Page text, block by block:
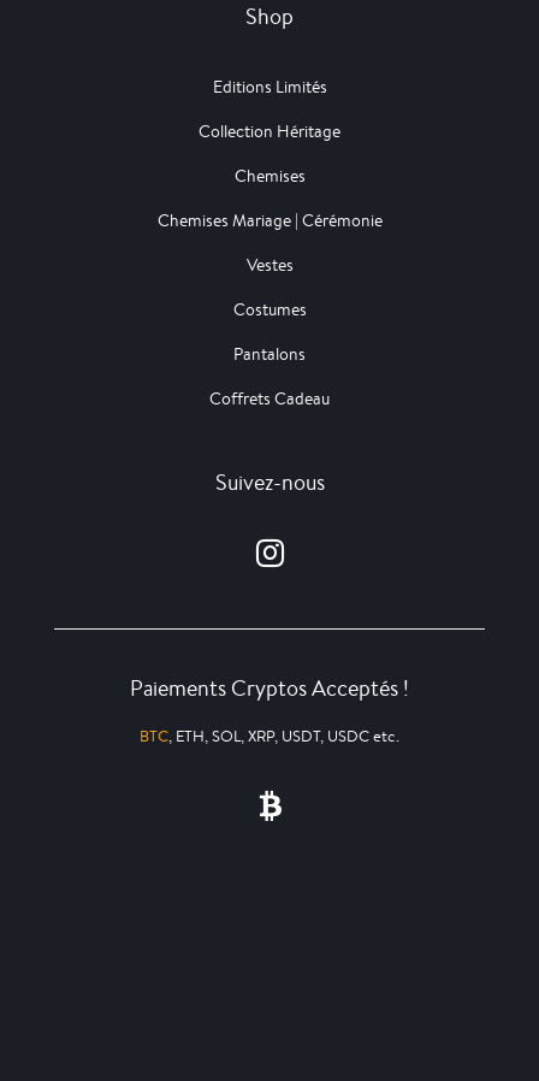
Shop
Editions Limités
Collection Héritage
Chemises
Chemises Mariage | Cérémonie
Vestes
Costumes
Pantalons
Coffrets Cadeau
Suivez-nous
Paiements Cryptos Acceptés !
BTC, ETH, SOL, XRP, USDT, USDC etc.